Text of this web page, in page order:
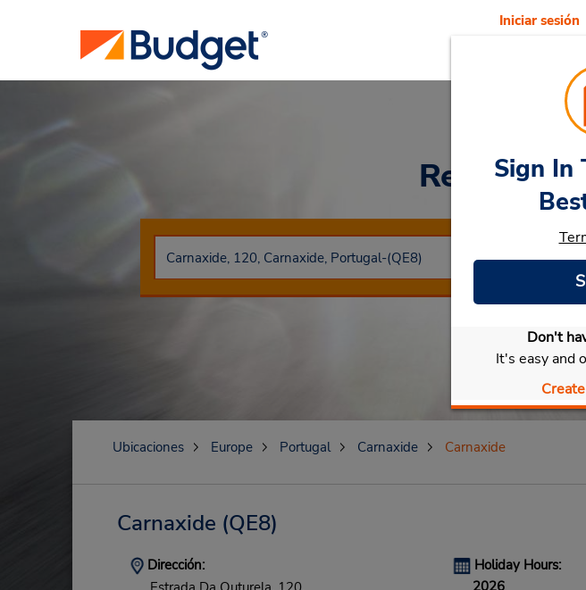
Iniciar sesión
Rent aSign In
Don't
It's easy and
Ubicaciones Europe Portugal Carnaxide Carnaxide
Carnaxide (QE8)
Dirección:
Holiday Hours:
2026